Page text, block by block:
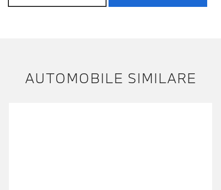
AUTOMOBILE SIMILARE